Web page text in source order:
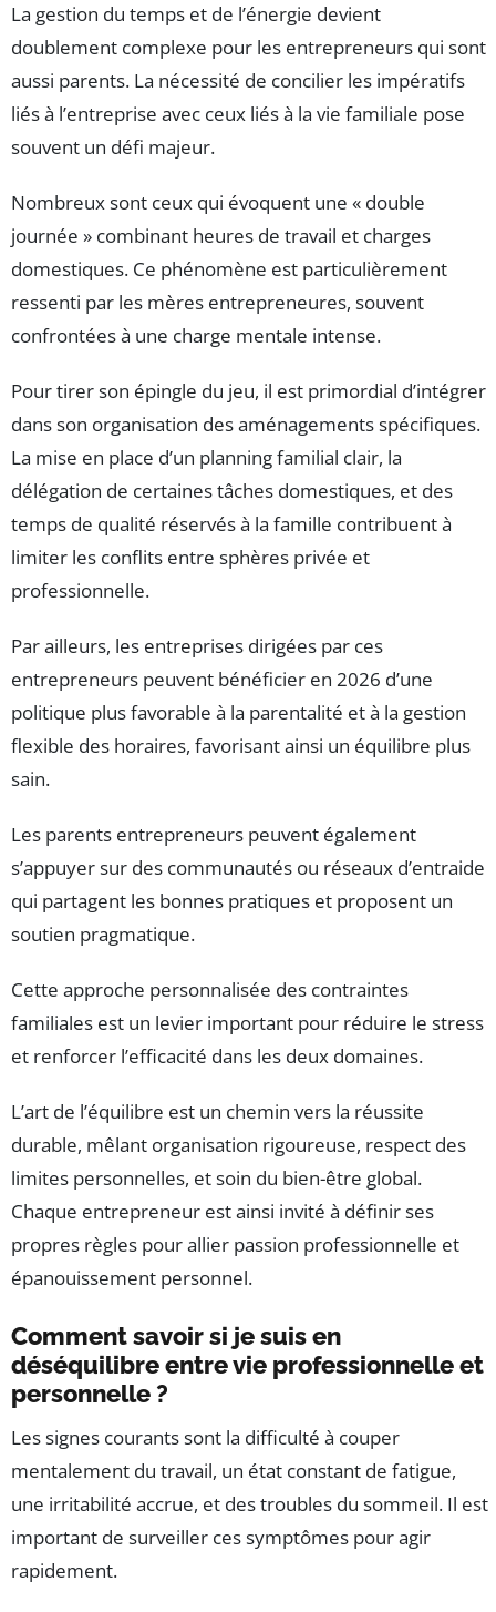
La gestion du temps et de l’énergie devient
doublement complexe pour les entrepreneurs qui sont
aussi parents. La nécessité de concilier les impératifs
liés à l’entreprise avec ceux liés à la vie familiale pose
souvent un défi majeur.
Nombreux sont ceux qui évoquent une « double
journée » combinant heures de travail et charges
domestiques. Ce phénomène est particulièrement
ressenti par les mères entrepreneures, souvent
confrontées à une charge mentale intense.
Pour tirer son épingle du jeu, il est primordial d’intégrer
dans son organisation des aménagements spécifiques.
La mise en place d’un planning familial clair, la
délégation de certaines tâches domestiques, et des
temps de qualité réservés à la famille contribuent à
limiter les conflits entre sphères privée et
professionnelle.
Par ailleurs, les entreprises dirigées par ces
entrepreneurs peuvent bénéficier en 2026 d’une
politique plus favorable à la parentalité et à la gestion
flexible des horaires, favorisant ainsi un équilibre plus
sain.
Les parents entrepreneurs peuvent également
s’appuyer sur des communautés ou réseaux d’entraide
qui partagent les bonnes pratiques et proposent un
soutien pragmatique.
Cette approche personnalisée des contraintes
familiales est un levier important pour réduire le stress
et renforcer l’efficacité dans les deux domaines.
L’art de l’équilibre est un chemin vers la réussite
durable, mêlant organisation rigoureuse, respect des
limites personnelles, et soin du bien-être global.
Chaque entrepreneur est ainsi invité à définir ses
propres règles pour allier passion professionnelle et
épanouissement personnel.
Comment savoir si je suis en
déséquilibre entre vie professionnelle et
personnelle ?
Les signes courants sont la difficulté à couper
mentalement du travail, un état constant de fatigue,
une irritabilité accrue, et des troubles du sommeil. Il est
important de surveiller ces symptômes pour agir
rapidement.